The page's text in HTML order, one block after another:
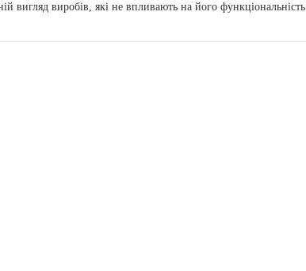
вигляд виробів, які не впливають на його функціональність